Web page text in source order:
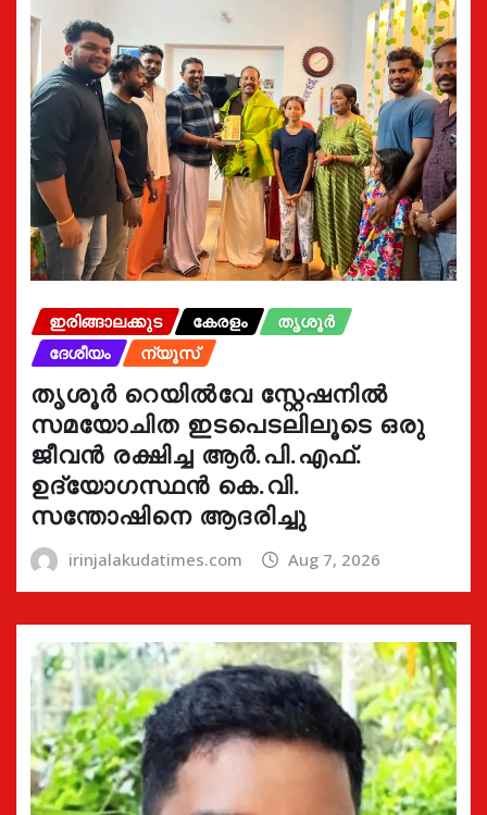
ഇരിങ്ങാലക്കുട കേരളം
തൃശൂർ
ദേശീയം
ന്യൂസ്
തൃശൂർ റെയിൽവേ സ്റ്റേഷനിൽ
സമയോചിത ഇടപെടലിലൂടെ ഒരു
ജീവൻ രക്ഷിച്ച ആർ.പി.എഫ്.
ഉദ്യോഗസ്ഥൻ കെ.വി.
സന്തോഷിനെ ആദരിച്ചു
irinjalakudatimes.com Aug 7, 2026